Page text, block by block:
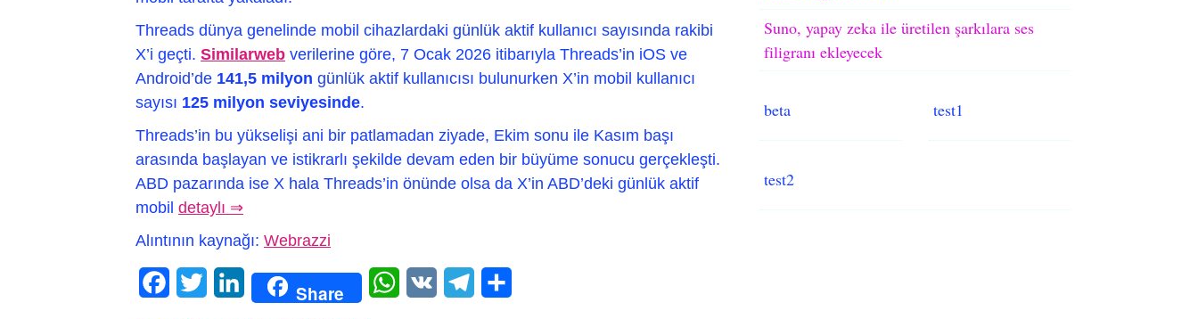
Threads dünya genelinde mobil cihazlardaki günlük aktif kullanıcı sayısında rakibi
X’i geçti. Similarweb verilerine göre, 7 Ocak 2026 itibarıyla Threads’in iOS ve
Android’de 141,5 milyon günlük aktif kullanıcısı bulunurken X’in mobil kullanıcı
sayısı 125 milyon seviyesinde.
Threads’in bu yükselişi ani bir patlamadan ziyade, Ekim sonu ile Kasım başı
arasında başlayan ve istikrarlı şekilde devam eden bir büyüme sonucu gerçekleşti.
ABD pazarında ise X hala Threads’in önünde olsa da X’in ABD’deki günlük aktif
mobil detaylı ⇒
Alıntının kaynağı: Webrazzi
Facebook
Twitter LinkedIn Share WhatsApp
VK Telegram
Suno, yapay zeka ile üretilen şarkılara ses
filigranı ekleyecek
beta test1
test2